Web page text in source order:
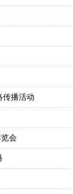
传播活动
会